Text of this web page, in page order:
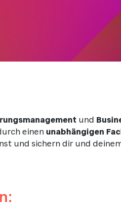
und
einen unabhängigen
und sichern dir und